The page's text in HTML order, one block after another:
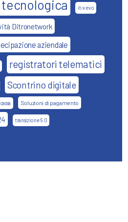
tecnologica it-x evo
Ditronetwork
aziendale
registratori telematici
Scontrino digitale
Soluzioni di pagamento
transizione 5.0